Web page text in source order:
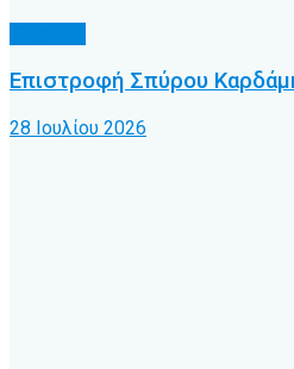
Επιστροφή Σπύρου
28 Ιουλίου 2026